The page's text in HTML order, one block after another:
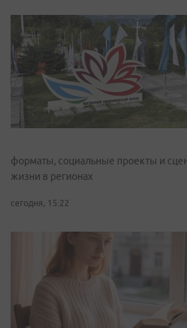
форматы, социальные проекты и
жизни в регионах
сегодня, 15:22